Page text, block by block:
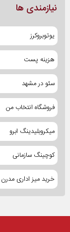
نیازمندی ها
یوتوبروکرز
هزینه پست
سئو در مشهد
فروشگاه انتخاب من
میکروبلیدینگ ابرو
کوچینگ سازمانی
خرید میز اداری مدرن